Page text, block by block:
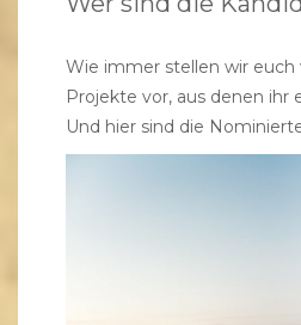
Wie immer stellen wir euch
Projekte vor, aus denen ihr
Und hier sind die